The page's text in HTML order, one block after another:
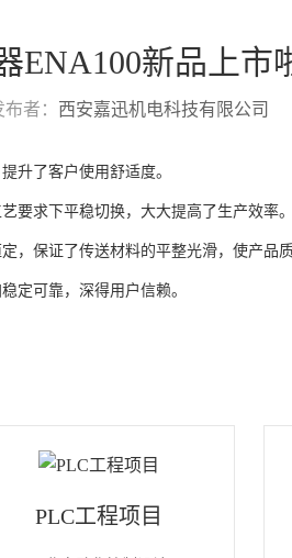
ENA100新品上市
布者： 西安嘉迅机电科技有限公司
升了客户使用舒适度。
要求下平稳切换，大大提高了生产效率。
，保证了传送材料的平整光滑，使产品质
定可靠，深得用户信赖。
PLC工程项目